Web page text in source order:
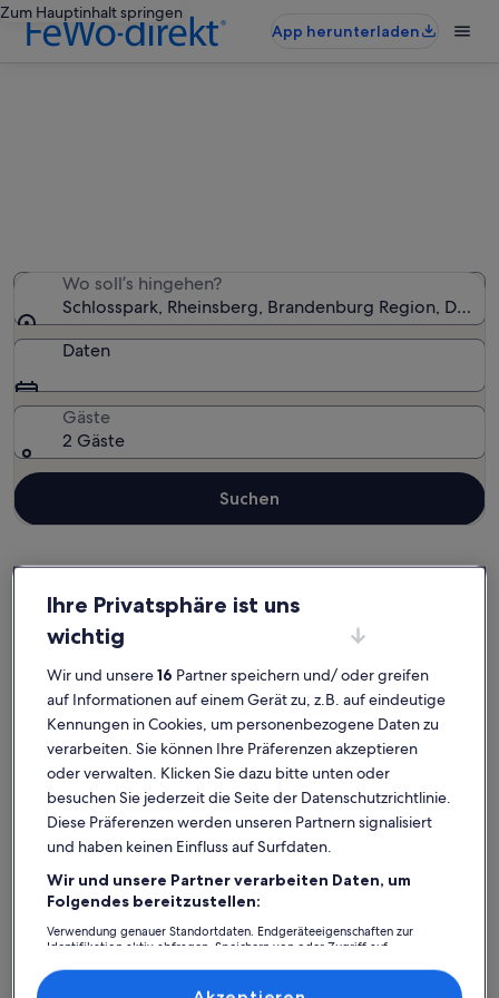
Zum Hauptinhalt springen
App herunterladen
Wo soll’s hingehen?
Schlosspark, Rheinsberg, Brandenburg Region,
Daten
Gäste
2 Gäste
Suchen
Rheinsberg Ferienunterkünfte nahe Schlosspark
Wähle die passende Ferienunterkunft, die nahe Schlosspark
gelegen ist. Ferienunterkünfte bieten dir und deinen Lieben all die
Annehmlichkeiten, die du brauchst, wie Parkmöglichkeiten und
einen Whirlpool. Was auch immer du dir vorstellst, du findest
bestimmt die Unterkunft, die allen gefällt und allen Bedürfnissen
gerecht wird – das Angebot bei uns ist vielfältig und umfasst
Optionen, die geeignet für Nichtraucher sind oder über
barrierarme Ausstattung verfügen.
Finde Unterkünfte ganz nach deinem
Geschmack
Suche nach FerienhäusernSuche nach Ferienwohnungen oder
Suche nach
Ihre Privatsphäre ist uns
wichtig
Wir und unsere16 Partner speichern und/ oder greifen
auf Informationen auf einem Gerät zu, z.B. auf eindeutige
Kennungen in Cookies, um personenbezogene Daten zu
verarbeiten. Sie können Ihre Präferenzen akzeptieren
oder verwalten. Klicken Sie dazu bitte unten oder
besuchen Sie jederzeit die Seite der Datenschutzrichtlinie.
Diese Präferenzen werden unseren Partnern signalisiert
und haben keinen Einfluss auf Surfdaten.
Wir und unsere Partner verarbeiten Daten, um
Folgendes bereitzustellen:
Verwendung genauer Standortdaten. Endgeräteeigenschaften zur
Identifikation aktiv abfragen. Speichern von oder Zugriff auf
Inhalte, Messung von Werbeleistung und der Performance von Inhalten,
Zielgruppenforschung sowie Entwicklung und Verbesserung von